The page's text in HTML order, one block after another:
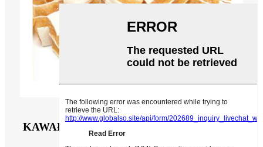
CD-35A
KAWAŁKI Z KURCZAKA I DORSZA DLA
PSA